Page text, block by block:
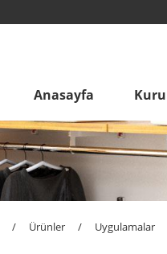
Anasayfa
/ Ürünler / Uygulamalar